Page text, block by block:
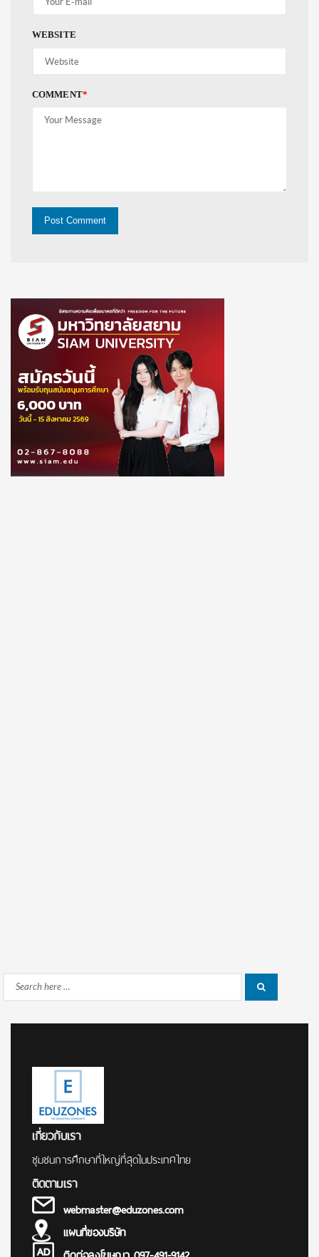
WEBSITE
COMMENT*
Search
เกี่ยวกับเรา
ชุมชนการศึกษาที่ใหญ่ที่สุดในประเทศไทย
ติดตามเรา
webmaster@eduzones.com
แผนที่ของบริษัท